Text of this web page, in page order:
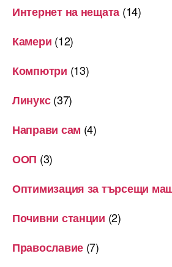
Интернет на нещата (14)
Камери (12)
Компютри (13)
Линукс(37)
Направи сам (4)
ООП (3)
Оптимизация за търсещи
Почивни станции (2)
Православие (7)